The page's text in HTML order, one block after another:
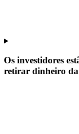
Os investidores
retirar dinheiro